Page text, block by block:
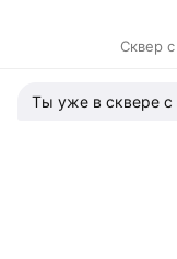
Сквер
Ты уже в сквере